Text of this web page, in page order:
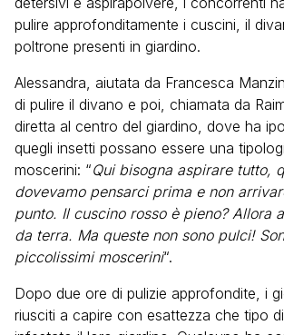
pulire approfonditamente i cuscini, il
poltrone presenti in giardino.
Alessandra, aiutata da Francesca
di pulire il divano e poi, chiamata da
diretta al centro del giardino, dove ha
quegli insetti possano essere una
moscerini: “Qui bisogna aspirare tutto,
dovevamo pensarci prima e non
punto. Il cuscino rosso è pieno? Allora
da terra. Ma queste non sono pulci!
piccolissimi moscerini“.
Dopo due ore di pulizie approfondite, i
riusciti a capire con esattezza che tipo